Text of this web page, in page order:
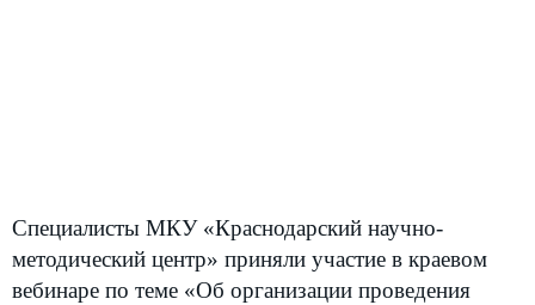
Специалисты МКУ «Краснодарский научно-
методический центр» приняли участие в краевом
вебинаре по теме «Об организации проведения